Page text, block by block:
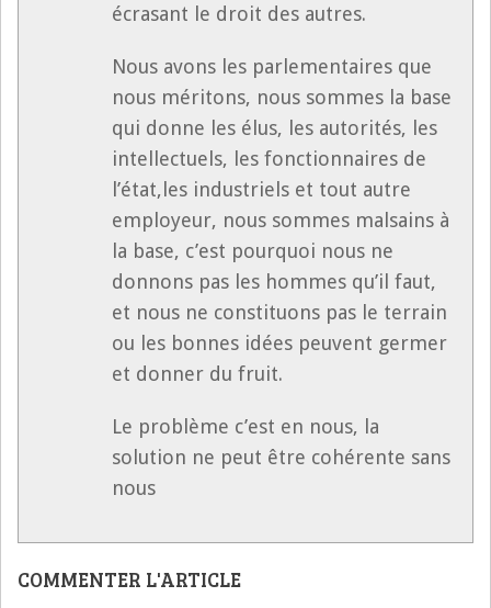
écrasant le droit des autres.
Nous avons les parlementaires que
nous méritons, nous sommes la base
qui donne les élus, les autorités, les
intellectuels, les fonctionnaires de
l’état,les industriels et tout autre
employeur, nous sommes malsains à
la base, c’est pourquoi nous ne
donnons pas les hommes qu’il faut,
et nous ne constituons pas le terrain
ou les bonnes idées peuvent germer
et donner du fruit.
Le problème c’est en nous, la
solution ne peut être cohérente sans
nous
COMMENTER L'ARTICLE